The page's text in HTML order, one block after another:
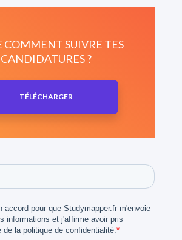
COMMENT SUIVRE TES
CANDIDATURES ?
TÉLÉCHARGER